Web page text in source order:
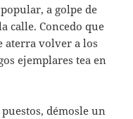
a golpe de
calle. Concedo que
aterra volver a los
ejemplares tea en
démosle un